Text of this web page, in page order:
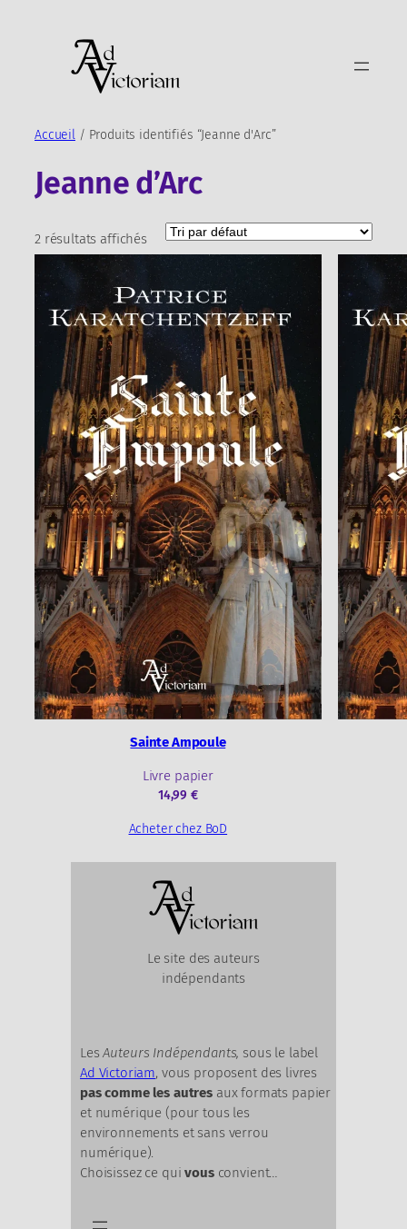
Accueil/ Produits identifiés “Jeanne d'Arc”
Jeanne d’Arc
2 résultats affichés
Sainte Ampoule
Livre papier
14,99 €
Acheter chez BoD
Le site des auteurs
indépendants
LesAuteurs Indépendants, sous le label
Ad Victoriam, vous proposent des livres
pas comme les autres aux formats papier
et numérique (pour tous les
environnements et sans verrou
numérique).
Choisissez ce quivousconvient…